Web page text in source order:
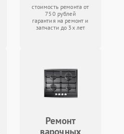
стоимость ремонта от
750 рублей
гарантия на ремонт и
запчасти до 3х лет
Ремонт
варочных